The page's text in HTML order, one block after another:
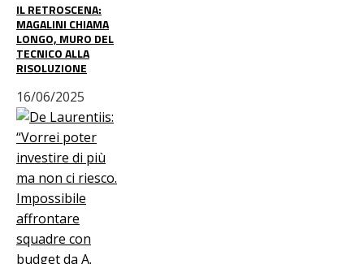
IL RETROSCENA:
MAGALINI CHIAMA
LONGO, MURO DEL
TECNICO ALLA
RISOLUZIONE
16/06/2025